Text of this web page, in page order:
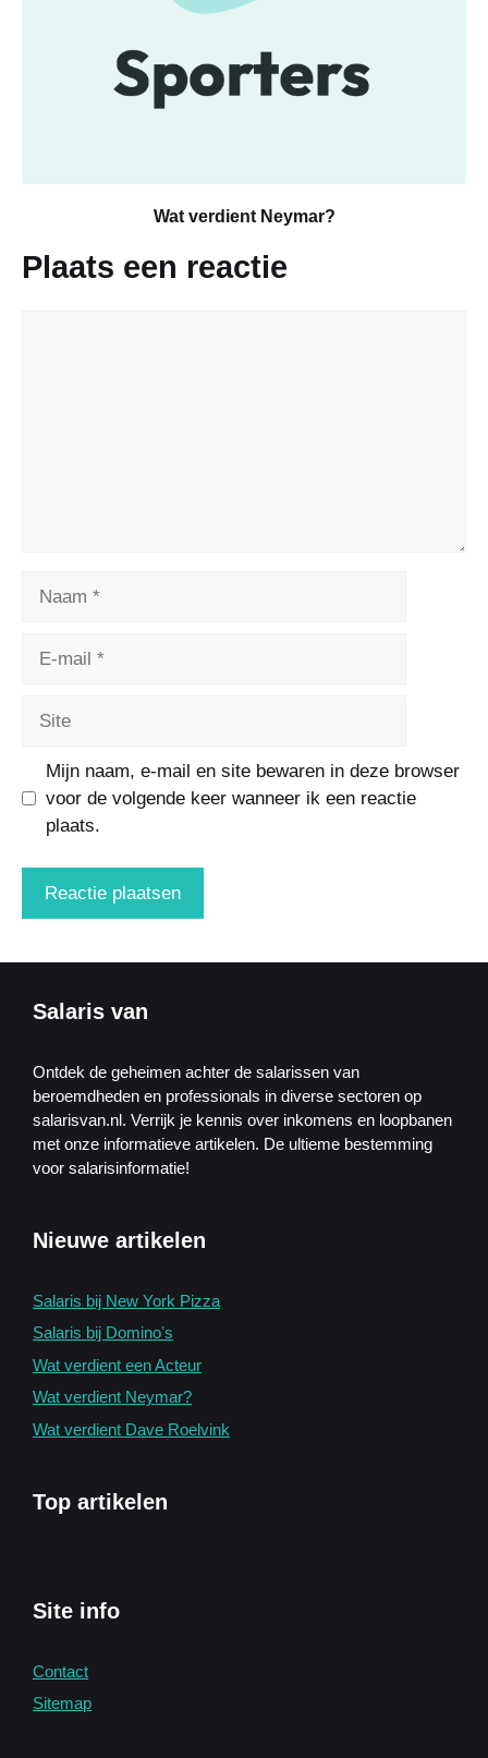
Wat verdient Neymar?
Plaats een reactie
Mijn naam, e-mail en site bewaren in deze browser
voor de volgende keer wanneer ik een reactie
plaats.
Salaris van
Ontdek de geheimen achter de salarissen van
beroemdheden en professionals in diverse sectoren op
salarisvan.nl. Verrijk je kennis over inkomens en loopbanen
met onze informatieve artikelen. De ultieme bestemming
voor salarisinformatie!
Nieuwe artikelen
Salaris bij New York Pizza
Salaris bij Dominoʼs
Wat verdient een Acteur
Wat verdient Neymar?
Wat verdient Dave Roelvink
Top artikelen
Site info
Contact
Sitemap